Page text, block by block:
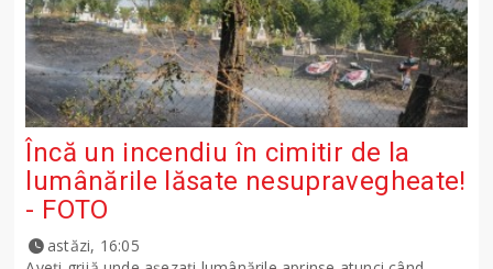
Încă un incendiu în cimitir de la
lumânările lăsate nesupravegheate!
- FOTO
astăzi, 16:05